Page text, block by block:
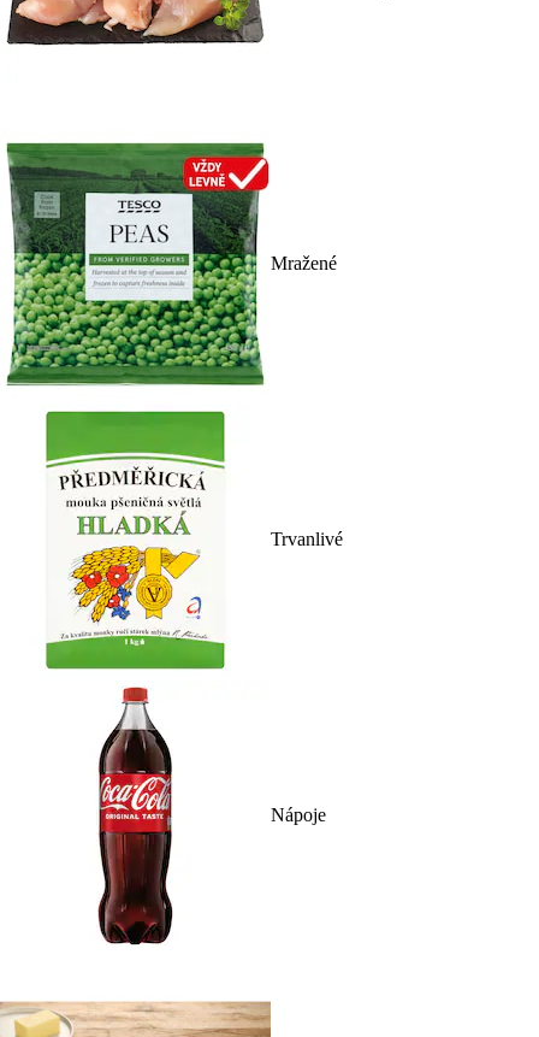
Mražené
Trvanlivé
Nápoje